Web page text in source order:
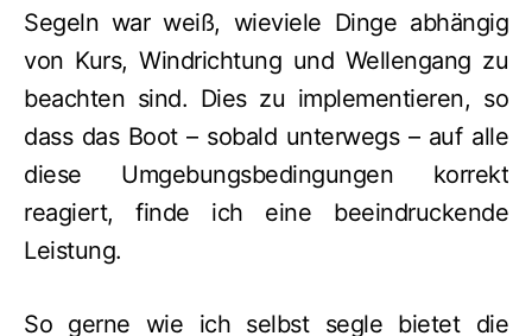
Segeln war weiß, wieviele Dinge abhängig
von Kurs, Windrichtung und Wellengang zu
beachten sind. Dies zu implementieren, so
dass das Boot – sobald unterwegs – auf alle
diese Um­ge­bungs­be­din­gun­gen korrekt
reagiert, finde ich eine beeindruckende
Leistung.
So gerne wie ich selbst segle bietet die